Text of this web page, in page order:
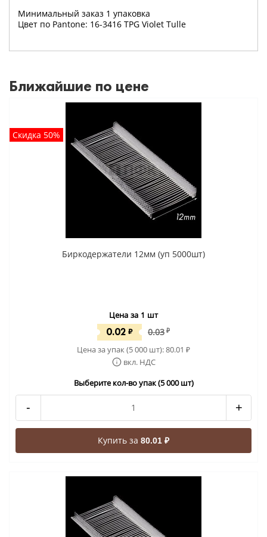
Минимальный заказ 1 упаковка
Цвет по Pantone: 16-3416 TPG Violet Tulle
Ближайшие по цене
Скидка 50%
Биркодержатели 12мм (уп 5000шт)
Цена за 1 шт
0.02 ₽ 0.03 ₽
Цена за упак (5 000 шт):80.01 ₽
вкл. НДС
Выберите кол-во упак (5 000 шт)
- +
Купить за 80.01 ₽